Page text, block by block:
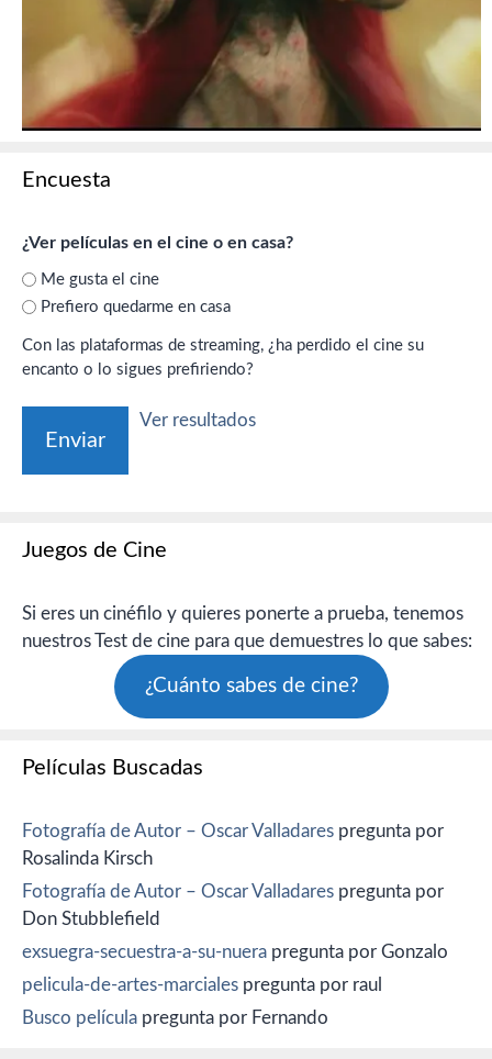
Encuesta
¿Ver películas en el cine o en casa?
Me gusta el cine
Prefiero quedarme en casa
Con las plataformas de streaming, ¿ha perdido el cine su
encanto o lo sigues prefiriendo?
Ver resultados
Juegos de Cine
Si eres un cinéfilo y quieres ponerte a prueba, tenemos
nuestros Test de cine para que demuestres lo que sabes:
¿Cuánto sabes de cine?
Películas Buscadas
Fotografía de Autor – Oscar Valladares pregunta por
Rosalinda Kirsch
Fotografía de Autor – Oscar Valladares pregunta por
Don Stubblefield
exsuegra-secuestra-a-su-nuera pregunta por Gonzalo
pelicula-de-artes-marciales pregunta por raul
Busco película pregunta por Fernando